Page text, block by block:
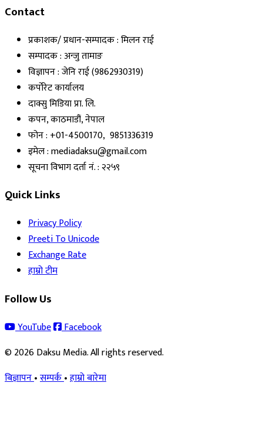
Contact
प्रकाशक/ प्रधान-सम्पादक : मिलन राई
सम्पादक : अन्जु तामाङ
विज्ञापन : जेनि राई (9862930319)
कर्पोरेट कार्यालय
दाक्सु मिडिया प्रा. लि.
कपन, काठमाडौं, नेपाल
फोन : +01-4500170, 9851336319
इमेल : mediadaksu@gmail.com
सूचना विभाग दर्ता नं. : २२५९
Quick Links
Privacy Policy
Preeti To Unicode
Exchange Rate
हाम्रो टीम
Follow Us
YouTube
Facebook
© 2026 Daksu Media. All rights reserved.
बिज्ञापन•सम्पर्क•हाम्रो बारेमा